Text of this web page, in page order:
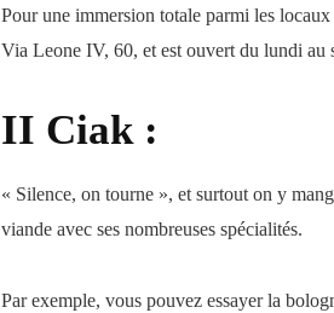
Pour une immersion totale parmi les
Via Leone IV, 60, et est ouvert du lundi au
II Ciak :
« Silence, on tourne », et surtout on y
viande avec ses nombreuses spécialités.
Par exemple, vous pouvez essayer la